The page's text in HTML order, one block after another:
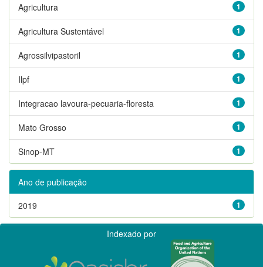
1
Agricultura
1
Agricultura Sustentável
1
Agrossilvipastoril
1
Ilpf
1
Integracao lavoura-pecuaria-floresta
1
Mato Grosso
1
Sinop-MT
Ano de publicação
1
2019
Indexado por